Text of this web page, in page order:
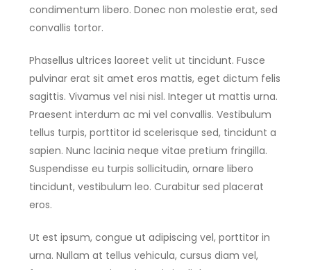
condimentum libero. Donec non molestie erat, sed
convallis tortor.
Phasellus ultrices laoreet velit ut tincidunt. Fusce
pulvinar erat sit amet eros mattis, eget dictum felis
sagittis. Vivamus vel nisi nisl. Integer ut mattis urna.
Praesent interdum ac mi vel convallis. Vestibulum
tellus turpis, porttitor id scelerisque sed, tincidunt a
sapien. Nunc lacinia neque vitae pretium fringilla.
Suspendisse eu turpis sollicitudin, ornare libero
tincidunt, vestibulum leo. Curabitur sed placerat
eros.
Ut est ipsum, congue ut adipiscing vel, porttitor in
urna. Nullam at tellus vehicula, cursus diam vel,